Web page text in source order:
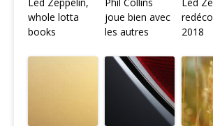
whole lotta
books
joue bien avec
les autres
2018